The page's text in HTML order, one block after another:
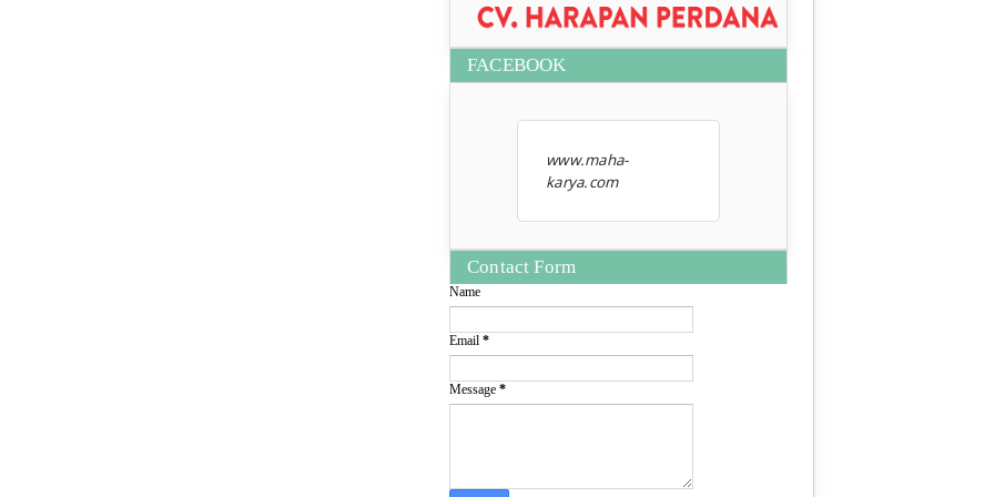
FACEBOOK
www.maha-
karya.com
Contact Form
Name
Email *
Message *